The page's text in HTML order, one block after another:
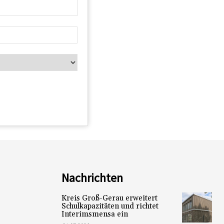
Nachrichten
Kreis Groß-Gerau erweitert
Schulkapazitäten und richtet
Interimsmensa ein